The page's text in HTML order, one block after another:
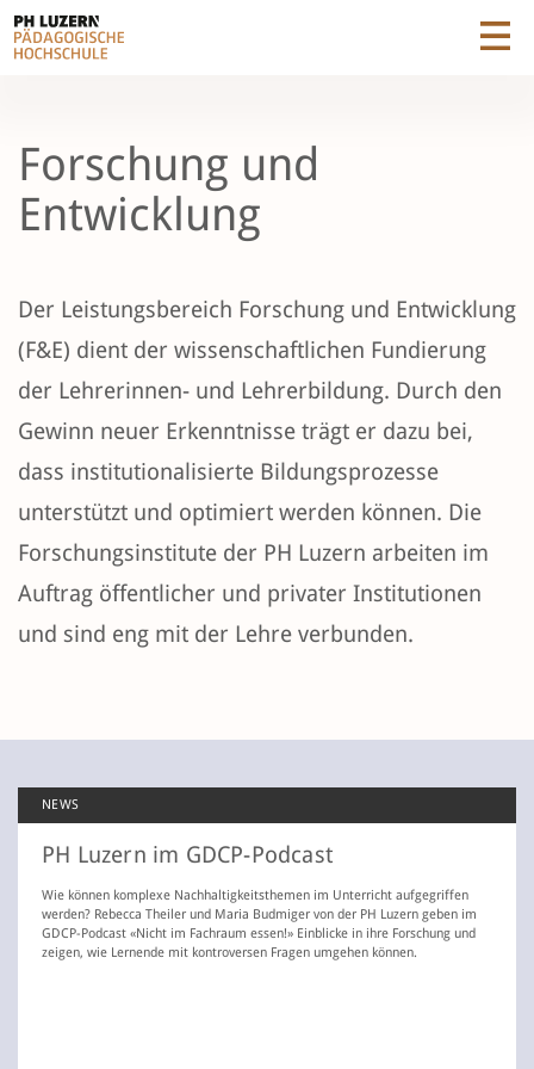
Forschung und
Entwicklung
Der Leistungsbereich Forschung und Entwicklung
(F&E) dient der wissenschaftlichen Fundierung
der Lehrerinnen- und Lehrerbildung. Durch den
Gewinn neuer Erkenntnisse trägt er dazu bei,
dass institutionalisierte Bildungsprozesse
unterstützt und optimiert werden können. Die
Forschungsinstitute der PH Luzern arbeiten im
Auftrag öffentlicher und privater Institutionen
und sind eng mit der Lehre verbunden.
NEWS
PH Luzern im GDCP-Podcast
Wie können komplexe Nachhaltigkeitsthemen im Unterricht aufgegriffen
werden? Rebecca Theiler und Maria Budmiger von der PH Luzern geben im
GDCP-Podcast «Nicht im Fachraum essen!» Einblicke in ihre Forschung und
zeigen, wie Lernende mit kontroversen Fragen umgehen können.